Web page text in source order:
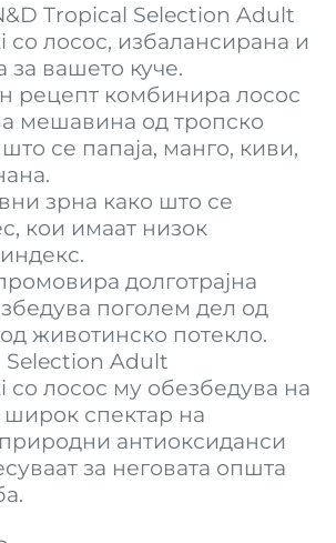
Tropical Selection Adult
со лосос, избалансирана и
за вашето куче.
рецепт комбинира лосос
мешавина од тропско
се папаја, манго, киви,
зрна како што се
кои имаат низок
долготрајна
поголем дел од
животинско потекло.
Selection Adult
со лосос му обезбедува на
широк спектар на
антиоксиданси
за неговата општа